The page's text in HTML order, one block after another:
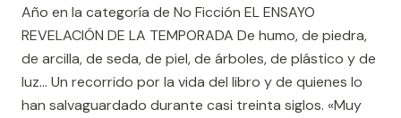
Año en la categoría de No Ficción EL ENSAYO
REVELACIÓN DE LA TEMPORADA De humo, de piedra,
de arcilla, de seda, de piel, de árboles, de plástico y de
luz... Un recorrido por la vida del libro y de quienes lo
han salvaguardado durante casi treinta siglos. «Muy